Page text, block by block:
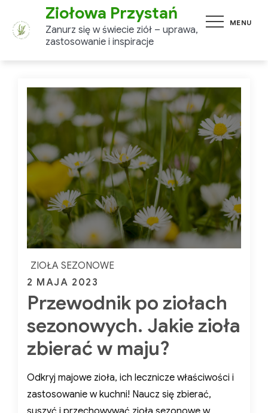
content
MENU
Ziołowa Przystań
Zanurz się w świecie ziół –
uprawa, zastosowanie i
ZIOŁA SEZONOWE
Posted
on
2 MAJA 2023
Przewodnik po ziołach
sezonowych. Jakie
zioła zbierać w maju?
Odkryj majowe zioła, ich lecznicze właściwości
i zastosowanie w kuchni! Naucz się zbierać,